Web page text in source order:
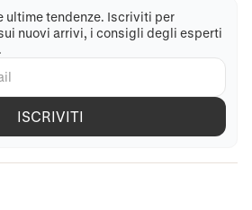
ultime tendenze. Iscriviti per
nuovi arrivi, i consigli degli esperti
ISCRIVITI